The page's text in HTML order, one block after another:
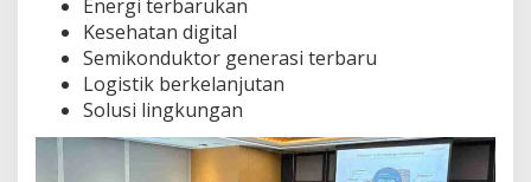
Energi terbarukan
Kesehatan digital
Semikonduktor generasi terbaru
Logistik berkelanjutan
Solusi lingkungan